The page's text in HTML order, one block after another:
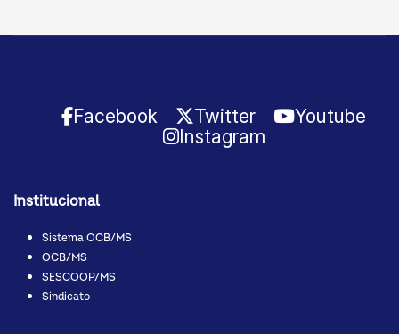
Facebook Twitter
Youtube
Instagram
Institucional
Sistema OCB/MS
OCB/MS
SESCOOP/MS
Sindicato